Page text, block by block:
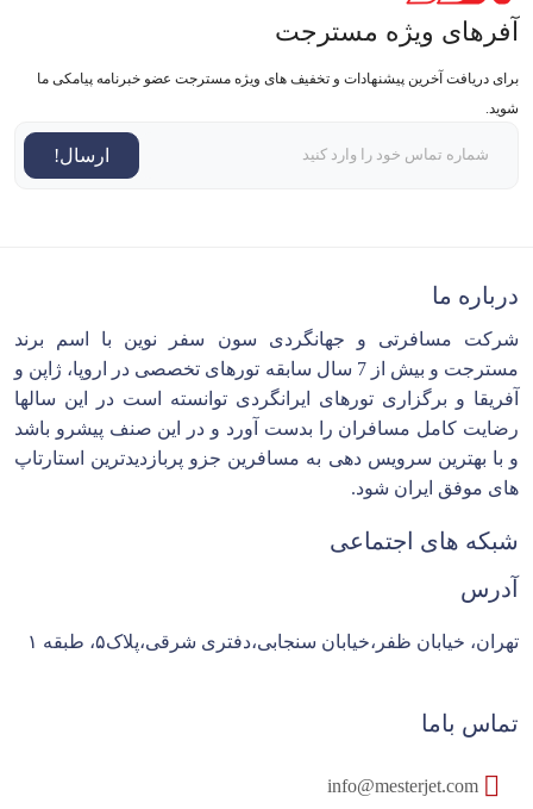
آفرهای ویژه مسترجت
برای دریافت آخرین پیشنهادات و تخفیف های ویژه مسترجت عضو خبرنامه پیامکی ما
شوید.
ارسال!
درباره ما
شرکت مسافرتی و جهانگردی سون سفر نوین با اسم برند
مسترجت و بیش از 7 سال سابقه تورهای تخصصی در اروپا، ژاپن و
آفریقا و برگزاری تورهای ایرانگردی توانسته است در این سالها
رضایت کامل مسافران را بدست آورد و در این صنف پیشرو باشد
و با بهترین سرویس دهی به مسافرین جزو پربازدیدترین استارتاپ
های موفق ایران شود.
شبکه های اجتماعی
آدرس
تهران، خیابان ظفر،خیابان سنجابی،دفتری شرقی،پلاک۵، طبقه ۱
تماس باما